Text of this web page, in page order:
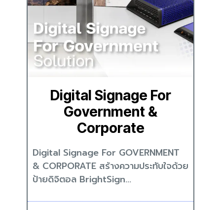
Digital Signage For
Government &
Corporate
Digital Signage For GOVERNMENT
& CORPORATE สร้างความประทับใจด้วย
ป้ายดิจิตอล BrightSign...